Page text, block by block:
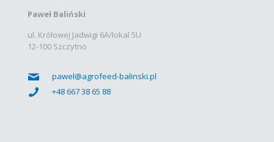
Paweł Baliński
ul. Królowej Jadwigi 6A/lokal 5U
12-100 Szczytno
pawel@agrofeed-balinski.pl
+48 667 38 65 88